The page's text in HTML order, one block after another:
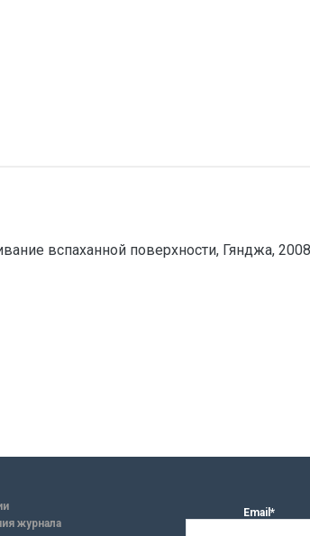
вспаханной поверхности, Гянджа,
журнала
Email*